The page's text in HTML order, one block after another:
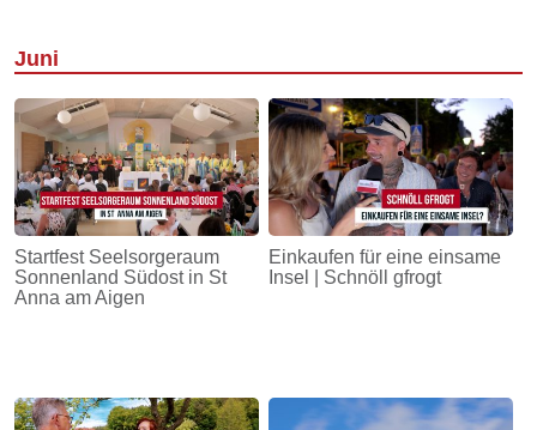
Juni
Startfest Seelsorgeraum
Sonnenland Südost in St
Anna am Aigen
Einkaufen für eine einsame
Insel | Schnöll gfrogt